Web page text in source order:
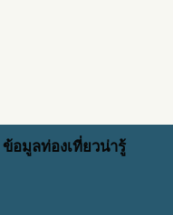
ข้อมูลท่องเที่ยวน่ารู้